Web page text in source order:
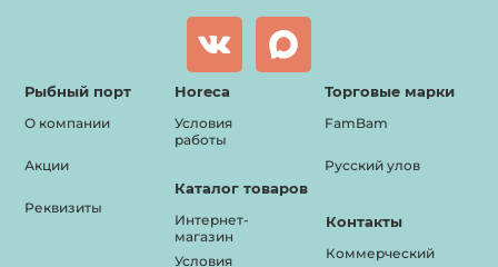
Рыбный порт
О компании
Акции
Реквизиты
Horeca
Условия
работы
Каталог товаров
Интернет-
магазин
Условия
Торговые марки
FamBam
Русский улов
Контакты
Коммерческий